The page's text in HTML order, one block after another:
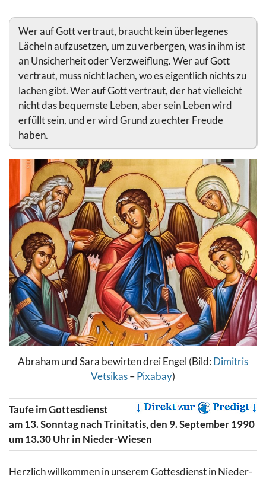
Wer auf Gott vertraut, braucht kein überlegenes
Lächeln aufzusetzen, um zu verbergen, was in ihm ist
an Unsicherheit oder Verzweiflung. Wer auf Gott
vertraut, muss nicht lachen, wo es eigentlich nichts zu
lachen gibt. Wer auf Gott vertraut, der hat vielleicht
nicht das bequemste Leben, aber sein Leben wird
erfüllt sein, und er wird Grund zu echter Freude
haben.
Abraham und Sara bewirten drei Engel (Bild: Dimitris
Vetsikas–Pixabay)
Taufe im Gottesdienst
am 13. Sonntag nach Trinitatis, den 9. September 1990
um 13.30 Uhr in Nieder-Wiesen
Herzlich willkommen in unserem Gottesdienst in Nieder-